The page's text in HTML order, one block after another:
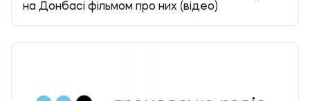
на Донбасі фільмом про них (відео)